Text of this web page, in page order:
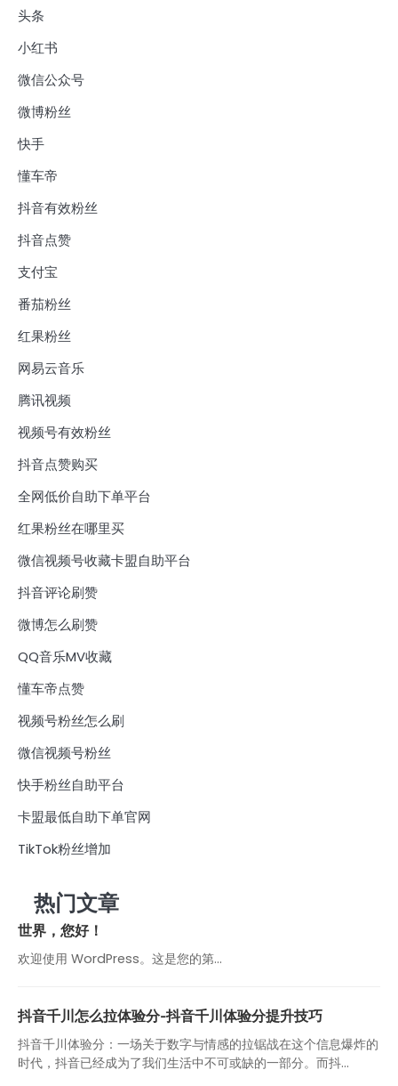
头条
小红书
微信公众号
微博粉丝
快手
懂车帝
抖音有效粉丝
抖音点赞
支付宝
番茄粉丝
红果粉丝
网易云音乐
腾讯视频
视频号有效粉丝
抖音点赞购买
全网低价自助下单平台
红果粉丝在哪里买
微信视频号收藏卡盟自助平台
抖音评论刷赞
微博怎么刷赞
QQ音乐MV收藏
懂车帝点赞
视频号粉丝怎么刷
微信视频号粉丝
快手粉丝自助平台
卡盟最低自助下单官网
TikTok粉丝增加
热门文章
世界，您好！
欢迎使用 WordPress。这是您的第…
抖音千川怎么拉体验分-抖音千川体验分提升技巧
抖音千川体验分：一场关于数字与情感的拉锯战在这个信息爆炸的
时代，抖音已经成为了我们生活中不可或缺的一部分。而抖...